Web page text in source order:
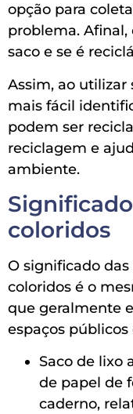
opção para
problema.
saco e se é
Assim, ao utilizar
mais fácil
podem ser
reciclagem e
ambiente.
coloridos
O significado das
coloridos é o
que geralmente
espaços públicos
Saco de lixo
de papel de
caderno,